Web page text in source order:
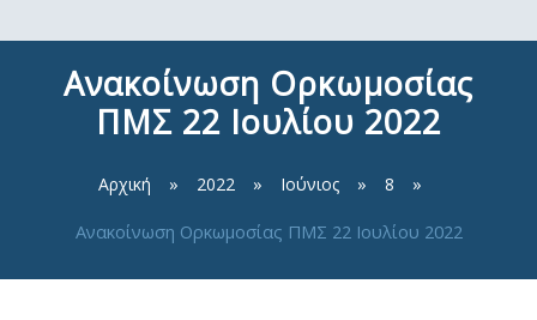
Ανακοίνωση Ορκωμοσίας
ΠΜΣ 22 Ιουλίου 2022
Αρχική 2022 Ιούνιος 8
Ανακοίνωση Ορκωμοσίας ΠΜΣ 22 Ιουλίου 2022